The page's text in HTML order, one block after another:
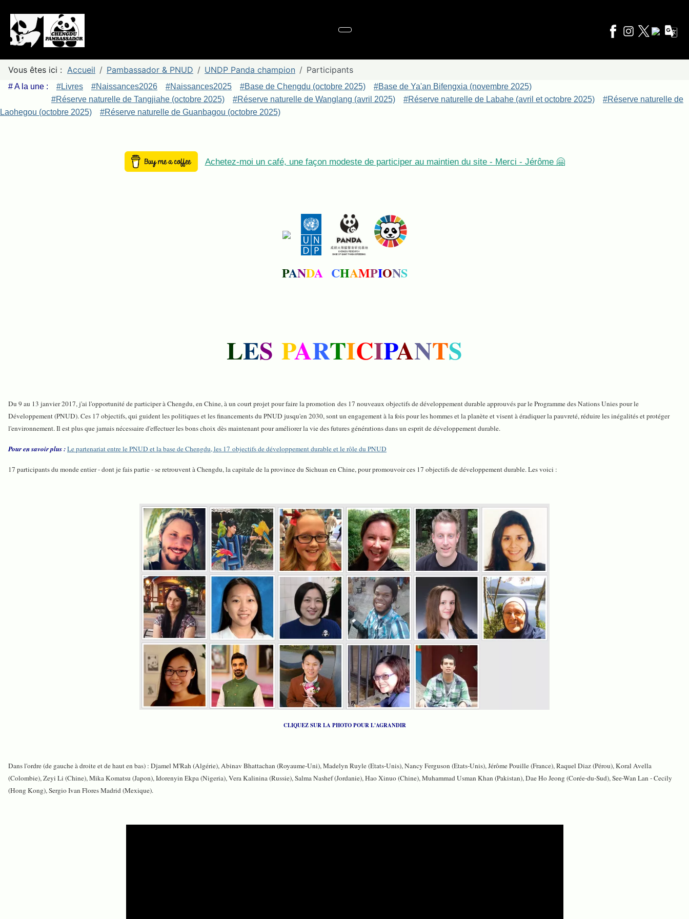
Vous êtes ici : Accueil Pambassador & PNUD UNDP Panda champion Participants
# A la une : #Livres #Naissances2026 #Naissances2025 #Base de Chengdu (octobre 2025)
#Base de Ya'an Bifengxia (novembre 2025)
#Réserve naturelle de Tangjiahe (octobre 2025)
#Réserve naturelle de Wanglang (avril 2025) #Réserve naturelle de Labahe (avril et octobre 2025)
#Réserve naturelle de
Laohegou (octobre 2025)
#Réserve naturelle de Guanbagou (octobre 2025)
Achetez-moi un café, une façon modeste de participer au maintien du site - Merci - Jérôme 🤗
PANDA CHAMPIONS
LES PARTICIPANTS
Du 9 au 13 janvier 2017, j'ai l'opportunité de participer à Chengdu, en Chine, à un court projet pour faire la promotion des 17 nouveaux objectifs de développement durable approuvés par le Programme des Nations Unies pour le
Développement (PNUD). Ces 17 objectifs, qui guident les politiques et les financements du PNUD jusqu'en 2030, sont un engagement à la fois pour les hommes et la planète et visent à éradiquer la pauvreté, réduire les inégalités et protéger
l'environnement. Il est plus que jamais nécessaire d'effectuer les bons choix dès maintenant pour améliorer la vie des futures générations dans un esprit de développement durable.
Pour en savoir plus :Le partenariat entre le PNUD et la base de Chengdu, les 17 objectifs de développement durable et le rôle du PNUD
17 participants du monde entier - dont je fais partie - se retrouvent à Chengdu, la capitale de la province du Sichuan en Chine, pour promouvoir ces 17 objectifs de développement durable. Les voici :
CLIQUEZ SUR LA PHOTO POUR L'AGRANDIR
Dans l'ordre (de gauche à droite et de haut en bas) : Djamel M'Rah (Algérie), Abinav Bhattachan (Royaume-Uni), Madelyn Ruyle (Etats-Unis), Nancy Ferguson (Etats-Unis), Jérôme Pouille (France), Raquel Diaz (Pérou), Koral Avella
(Colombie), Zeyi Li (Chine), Mika Komatsu (Japon), Idorenyin Ekpa (Nigeria), Vera Kalinina (Russie), Salma Nashef (Jordanie), Hao Xinuo (Chine), Muhammad Usman Khan (Pakistan), Dae Ho Jeong (Corée-du-Sud), See-Wan Lan - Cecily
(Hong Kong), Sergio Ivan Flores Madrid (Mexique).